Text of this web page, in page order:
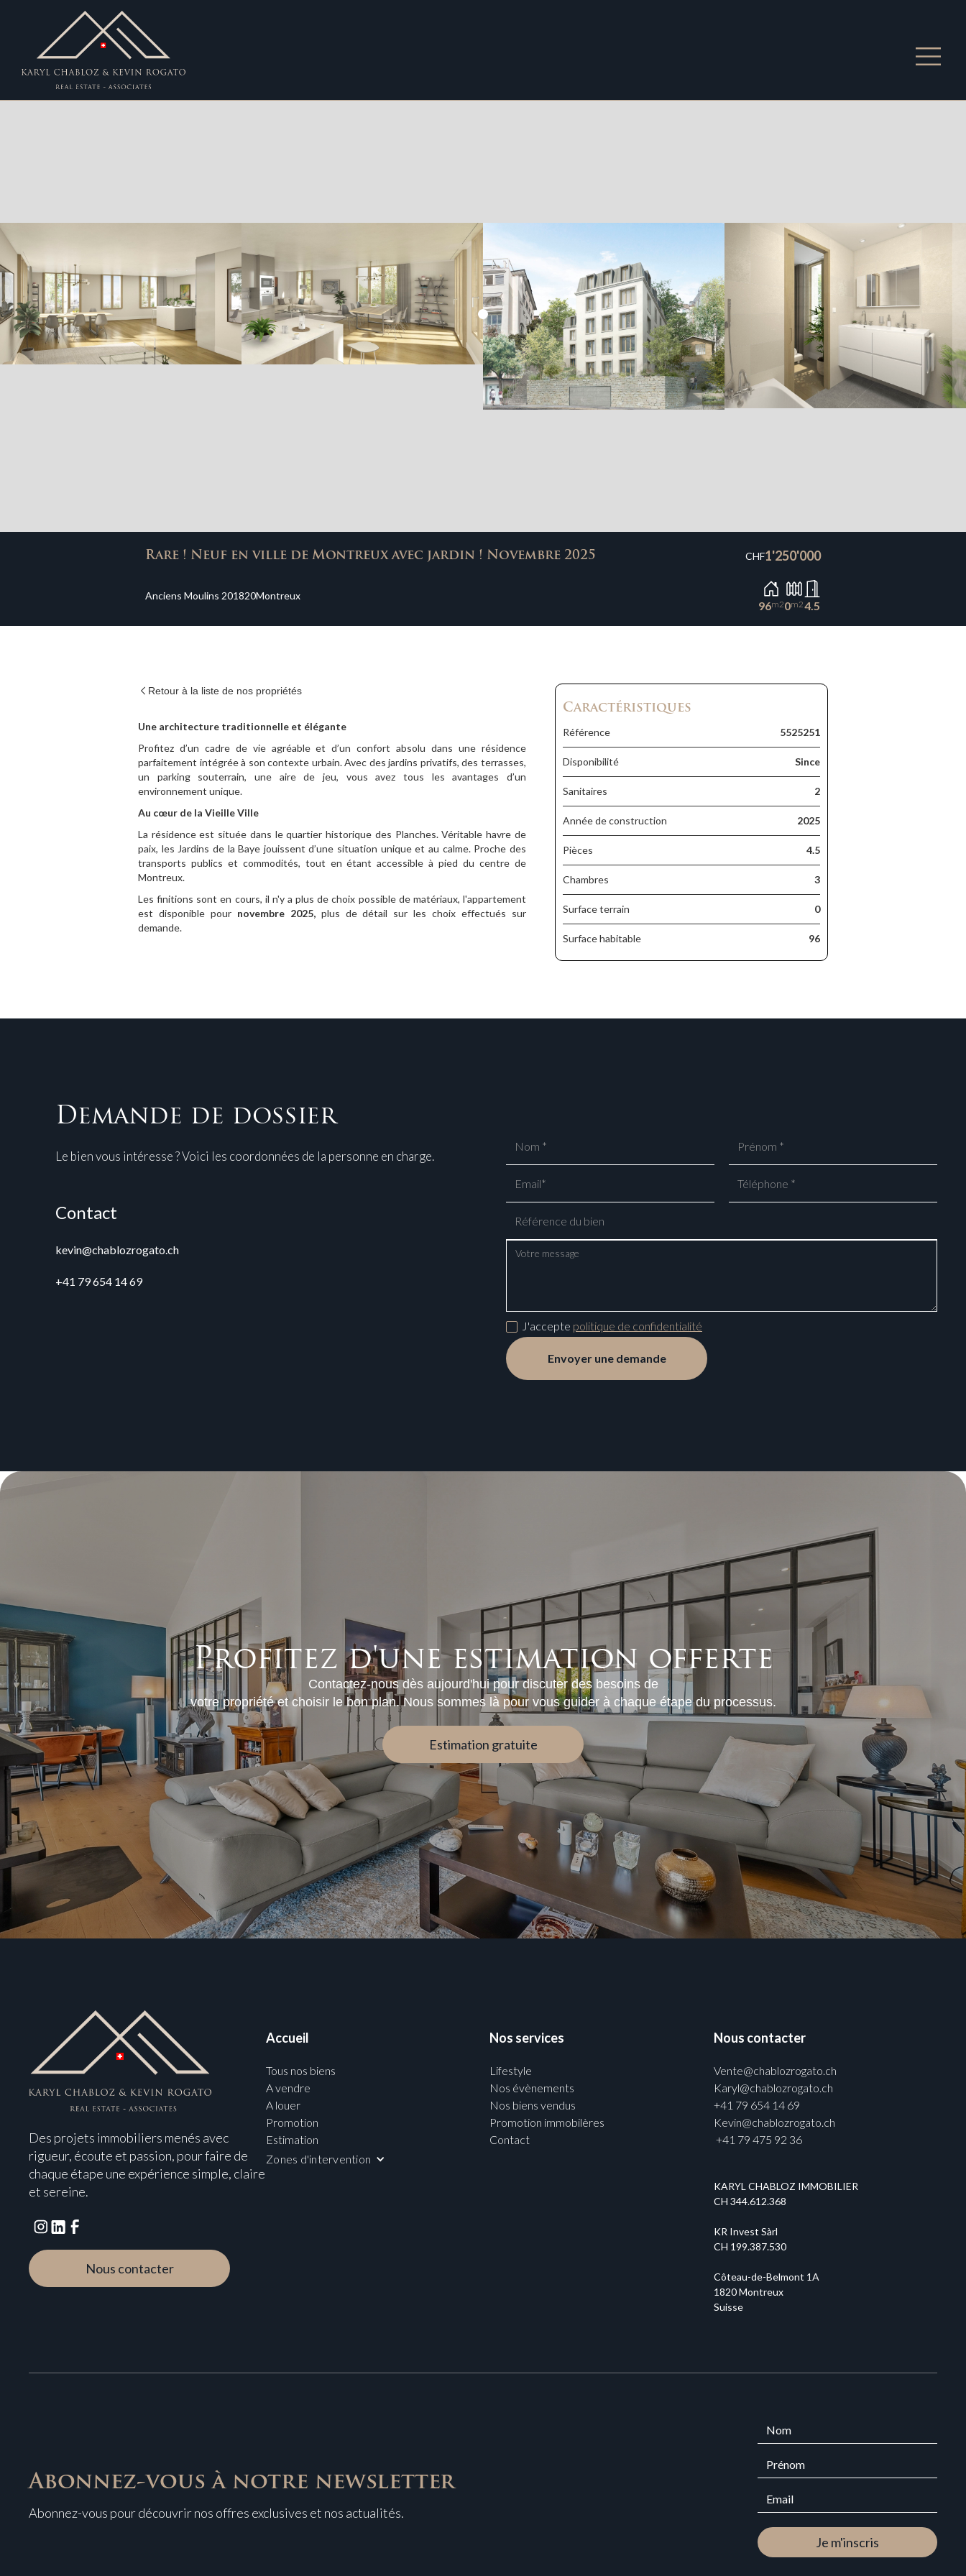
Rare ! Neuf en ville de Montreux avec jardin ! Novembre 2025 CHF1'250'000
Anciens Moulins 201820Montreux
96m20m24.5
Retour à la liste de nos propriétés
Une architecture traditionnelle et élégante
Profitez d’un cadre de vie agréable et d’un confort absolu dans une résidence
parfaitement intégrée à son contexte urbain. Avec des jardins privatifs, des terrasses,
un parking souterrain, une aire de jeu, vous avez tous les avantages d’un
environnement unique.
Au cœur de la Vieille Ville
La résidence est située dans le quartier historique des Planches. Véritable havre de
paix, les Jardins de la Baye jouissent d’une situation unique et au calme. Proche des
transports publics et commodités, tout en étant accessible à pied du centre de
Montreux.
Les finitions sont en cours, il n'y a plus de choix possible de matériaux, l'appartement
est disponible pournovembre 2025,plus de détail sur les choix effectués sur
demande.
Caractéristiques
Référence 5525251
Disponibilité Since
Sanitaires 2
Année de construction 2025
Pièces 4.5
Chambres 3
Surface terrain 0
Surface habitable 96
Demande de dossier
Le bien vous intéresse ? Voici les coordonnées de la personne en charge.
Contact
kevin@chablozrogato.ch
+41 79 654 14 69
J'accepte politique de confidentialité
Profitez d'une estimation offerte
Contactez-nous dès aujourd'hui pour discuter des besoins de
votre propriété et choisir le bon plan. Nous sommes là pour vous guider à chaque étape du processus.
Estimation gratuite
Des projets immobiliers menés avec
rigueur, écoute et passion, pour faire de
chaque étape une expérience simple, claire
et sereine.
Nous contacter
Accueil
Tous nos biens
A vendre
A louer
Promotion
Estimation
Zones d'intervention
Nos services
Lifestyle
Nos évènements
Nos biens vendus
Promotion immobilères
Contact
Nous contacter
Vente@chablozrogato.ch
Karyl@chablozrogato.ch
+41 79 654 14 69
Kevin@chablozrogato.ch
+41 79 475 92 36
KARYL CHABLOZ IMMOBILIER
CH 344.612.368
KR Invest Sàrl
CH 199.387.530
Côteau-de-Belmont 1A
1820 Montreux
Suisse
Abonnez-vous à notre newsletter
Abonnez-vous pour découvrir nos offres exclusives et nos actualités.